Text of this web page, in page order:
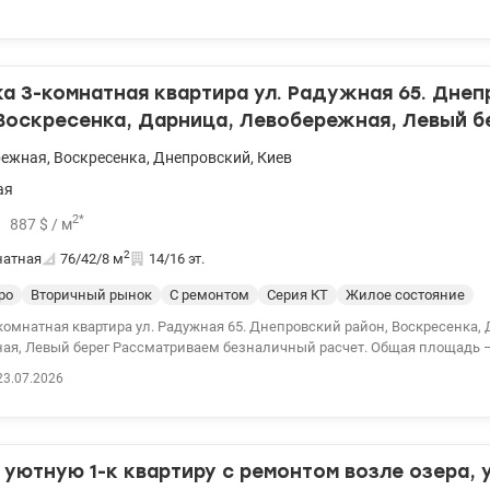
3-комнатная квартира ул. Радужная 65.
Дарница, Левобережная, Левый
, Воскресенка, Днепровский, Киев
887 $ / м2*
76/42/8 м2 14/16 эт.
Вторичный рынок С ремонтом Серия КТ
Жилое состояние
квартира ул. Радужная 65. Днепровский район, Воскресенка,
Левый берег Рассматриваем безналичный расчет. Общая площадь
остановка. До м. Дарница, м. Левобережная - 15 мин. До городской
1-к квартиру с ремонтом возле озера,